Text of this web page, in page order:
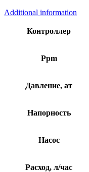
Additional information
Контроллер
Ppm
Давление, ат
Напорность
Насос
Расход, л/час